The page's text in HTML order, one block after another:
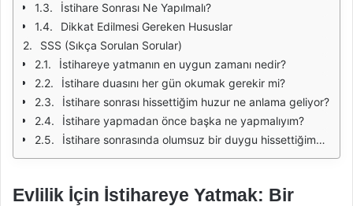
İstihare Sonrası Ne Yapılmalı?
Dikkat Edilmesi Gereken Hususlar
SSS (Sıkça Sorulan Sorular)
İstihareye yatmanın en uygun zamanı nedir?
İstihare duasını her gün okumak gerekir mi?
İstihare sonrası hissettiğim huzur ne anlama geliyor?
İstihare yapmadan önce başka ne yapmalıyım?
İstihare sonrasında olumsuz bir duygu hissettiğimde ne yapmalıyım?
Evlilik İçin İstihareye Yatmak: Bir